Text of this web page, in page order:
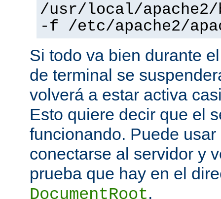
/usr/local/
-f /etc/apache2/
Si todo va bien durante
de terminal se
volverá a estar activa
Esto quiere decir que el
funcionando. Puede
conectarse al servidor y
prueba que hay en el
DocumentRoot.